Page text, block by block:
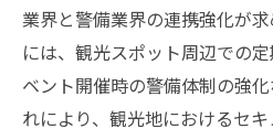
業界と警備業界の連携強化が
には、観光スポット周辺での
ベント開催時の警備体制の強
れにより、観光地におけるセ